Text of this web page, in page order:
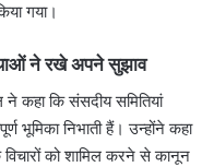
गया।
ने रखे अपने सुझाव
कहा कि संसदीय समितियां
भूमिका निभाती हैं। उन्होंने कहा
विचारों को शामिल करने से कानून